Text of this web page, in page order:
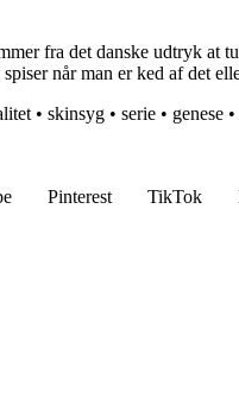
fra det danske udtryk
når man er ked af det
• skinsyg • serie • genese •
Pinterest TikTok